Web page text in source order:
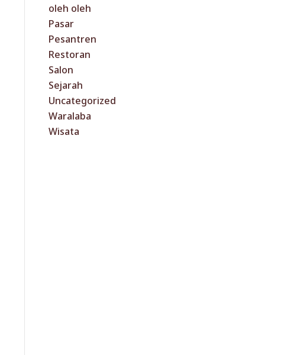
oleh oleh
Pasar
Pesantren
Restoran
Salon
Sejarah
Uncategorized
Waralaba
Wisata